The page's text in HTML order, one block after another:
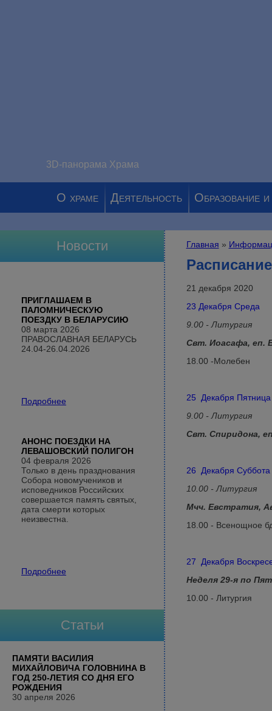
3D-панорама Храма
О храме Деятельность Образование
Вы здесь
Главная »
21 декабря 2020
23 Декабря Среда
9.00 - Литургия
Свт. Иоасафа, еп.
18.00 -Молебен
25 Декабря Пятница
9.00 - Литургия
Свт. Спиридона,
26 Декабря Суббота
10.00 - Литургия
Мчч. Евстратия,
18.00 - Всенощное
27 Декабря
Неделя 29-я по
10.00 - Литургия
Новости
ПРИГЛАШАЕМ В
ПАЛОМНИЧЕСКУЮ
ПОЕЗДКУ В БЕЛАРУСИЮ
08 марта 2026
ПРАВОСЛАВНАЯ БЕЛАРУСЬ
24.04-26.04.2026
Подробнее
АНОНС ПОЕЗДКИ НА
ЛЕВАШОВСКИЙ ПОЛИГОН
04 февраля 2026
Только в день празднования
Собора новомучеников и
исповедников Российских
совершается память святых,
дата смерти которых
неизвестна.
Подробнее
Статьи
ПАМЯТИ ВАСИЛИЯ
МИХАЙЛОВИЧА ГОЛОВНИНА В
ГОД 250-ЛЕТИЯ СО ДНЯ ЕГО
РОЖДЕНИЯ
30 апреля 2026